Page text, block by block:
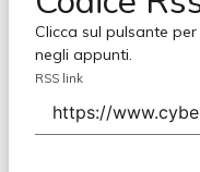
Clicca sul pulsante
negli appunti.
RSS link